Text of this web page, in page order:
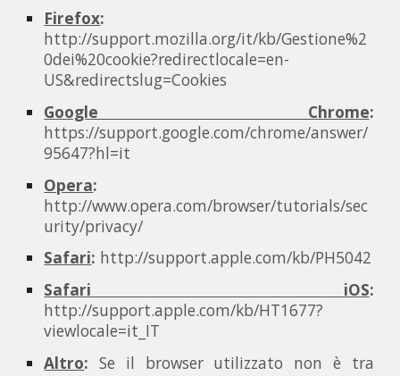
Firefox:
http://support.mozilla.org/it/kb/Gestione%2
0dei%20cookie?redirectlocale=en-
US&redirectslug=Cookies
Google Chrome:
https://support.google.com/chrome/answer/
95647?hl=it
Opera:
http://www.opera.com/browser/tutorials/sec
urity/privacy/
Safari: http://support.apple.com/kb/PH5042
Safari iOS:
http://support.apple.com/kb/HT1677?
viewlocale=it_IT
Altro:Se il browser utilizzato non è tra